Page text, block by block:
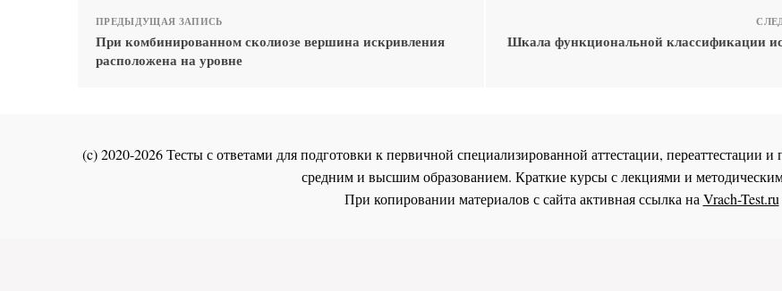
ПРЕДЫДУЩАЯ ЗАПИСЬ
При комбинированном сколиозе вершина искривления
расположена на уровне
Шкала функциональной классификации
(c) 2020-2026 Тесты с ответами для подготовки к первичной специализированной аттестации,
средним и высшим образованием. Краткие курсы с лекциями и
При копировании материалов с сайта активная ссылка наVrach-Test.ru